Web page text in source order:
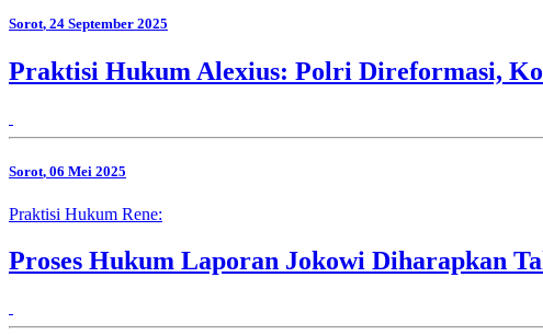
Sorot, 24 September 2025
Praktisi Hukum Alexius: Polri Direformasi,
Sorot, 06 Mei 2025
Praktisi Hukum Rene:
Proses Hukum Laporan Jokowi Diharapkan